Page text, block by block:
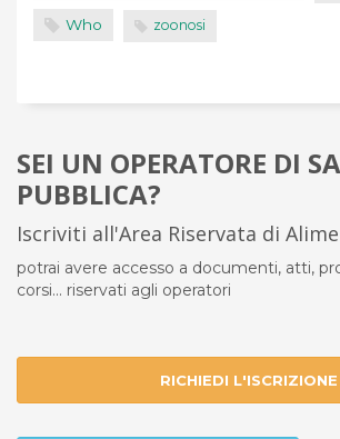
Who zoonosi
SEI UN OPERATORE DI
PUBBLICA?
Iscriviti all'Area Riservata di
potrai avere accesso a documenti, atti,
corsi... riservati agli operatori
RICHIEDI L'ISCRIZIONE